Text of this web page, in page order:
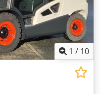
1 / 10